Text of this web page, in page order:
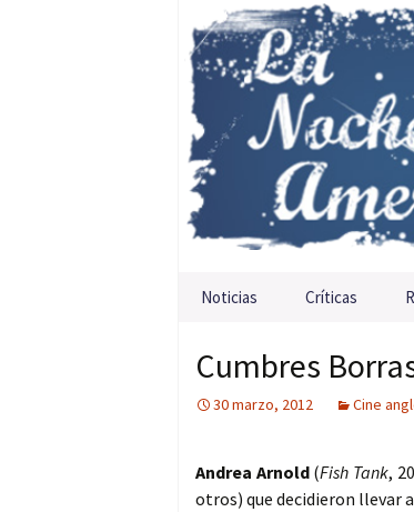
Saltar al contenido
Noticias Críticas
Cumbres
30 marzo, 2012 Cine
Andrea Arnold(Fish Tank,
otros) que decidieron llevar